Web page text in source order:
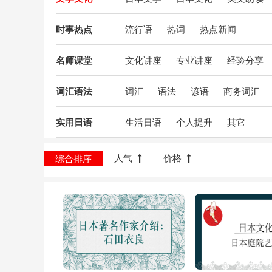
时事热点 流行语 热词 热点新闻
名师课堂 文化讲座 专业讲座 经验分享
词汇语法 词汇 语法 谚语 商务词汇
实用日语 生活日语 个人提升 其它
综合排序 人气 价格